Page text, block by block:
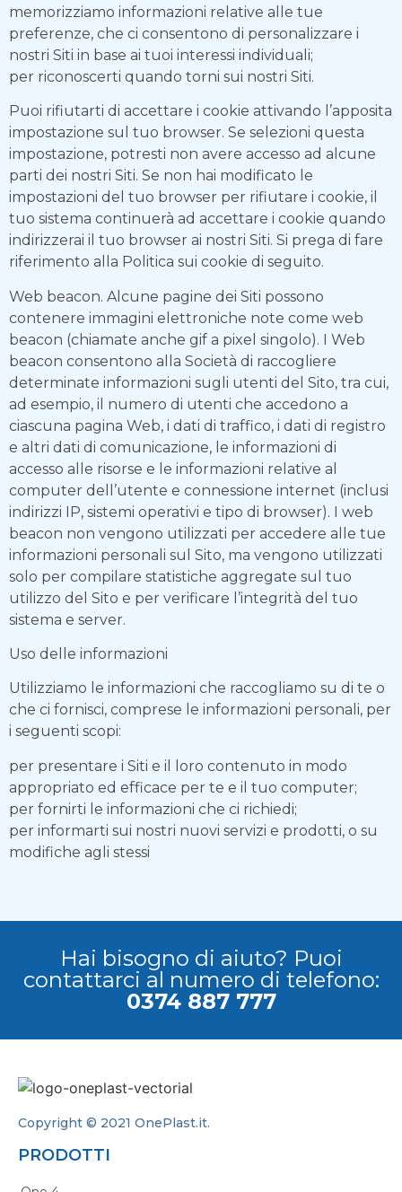
memorizziamo informazioni relative alle tue
preferenze, che ci consentono di personalizzare i
nostri Siti in base ai tuoi interessi individuali;
per riconoscerti quando torni sui nostri Siti.
Puoi rifiutarti di accettare i cookie attivando l’apposita
impostazione sul tuo browser. Se selezioni questa
impostazione, potresti non avere accesso ad alcune
parti dei nostri Siti. Se non hai modificato le
impostazioni del tuo browser per rifiutare i cookie, il
tuo sistema continuerà ad accettare i cookie quando
indirizzerai il tuo browser ai nostri Siti. Si prega di fare
riferimento alla Politica sui cookie di seguito.
Web beacon. Alcune pagine dei Siti possono
contenere immagini elettroniche note come web
beacon (chiamate anche gif a pixel singolo). I Web
beacon consentono alla Società di raccogliere
determinate informazioni sugli utenti del Sito, tra cui,
ad esempio, il numero di utenti che accedono a
ciascuna pagina Web, i dati di traffico, i dati di registro
e altri dati di comunicazione, le informazioni di
accesso alle risorse e le informazioni relative al
computer dell’utente e connessione internet (inclusi
indirizzi IP, sistemi operativi e tipo di browser). I web
beacon non vengono utilizzati per accedere alle tue
informazioni personali sul Sito, ma vengono utilizzati
solo per compilare statistiche aggregate sul tuo
utilizzo del Sito e per verificare l’integrità del tuo
sistema e server.
Uso delle informazioni
Utilizziamo le informazioni che raccogliamo su di te o
che ci fornisci, comprese le informazioni personali, per
i seguenti scopi:
per presentare i Siti e il loro contenuto in modo
appropriato ed efficace per te e il tuo computer;
per fornirti le informazioni che ci richiedi;
per informarti sui nostri nuovi servizi e prodotti, o su
modifiche agli stessi
Hai bisogno di aiuto? Puoi
contattarci al numero di telefono:
0374 887 777
Copyright © 2021 OnePlast.it.
PRODOTTI